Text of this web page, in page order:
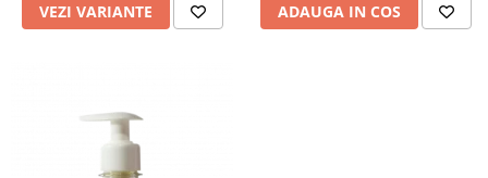
VEZI VARIANTE ADAUGA IN COS